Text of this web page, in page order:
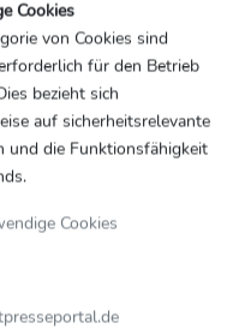
Inhalte von
Zurück zur Meldung
Cookies
von Cookies sind
für den Betrieb
bezieht sich
auf sicherheitsrelevante
und die Funktionsfähigkeit
Cookies